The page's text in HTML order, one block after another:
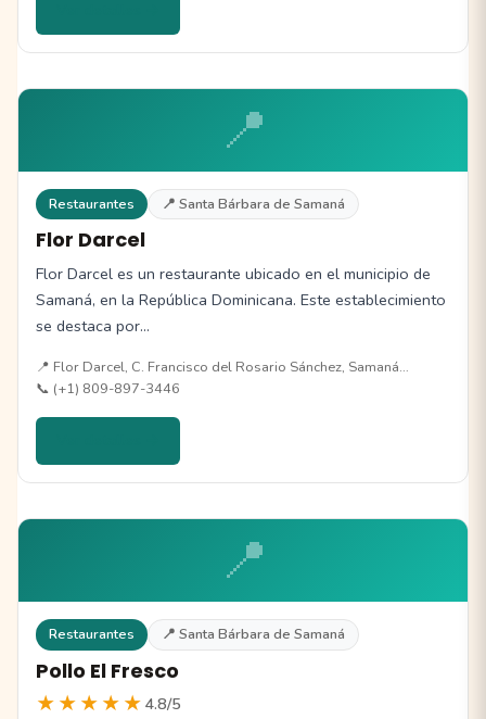
📍
Restaurantes 📍 Santa Bárbara de Samaná
Flor Darcel
Flor Darcel es un restaurante ubicado en el municipio de
Samaná, en la República Dominicana. Este establecimiento
se destaca por…
📍 Flor Darcel, C. Francisco del Rosario Sánchez, Samaná…
📞 (+1) 809-897-3446
📍
Restaurantes 📍 Santa Bárbara de Samaná
Pollo El Fresco
★★★★★ 4.8/5